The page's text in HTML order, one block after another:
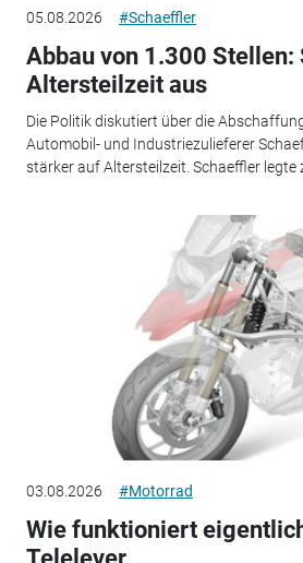
05.08.2026 #Schaeffler
Abbau von 1.300 Stellen:
Altersteilzeit aus
Die Politik diskutiert über die
Automobil- und Industriezulieferer
stärker auf Altersteilzeit. Schaeffler legte
03.08.2026 #Motorrad
Wie funktioniert